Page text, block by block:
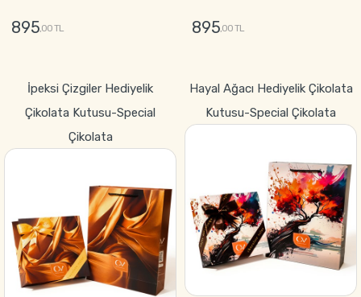
895,00 TL 895,00 TL
İpeksi Çizgiler Hediyelik
Çikolata Kutusu-Special
Çikolata
Hayal Ağacı Hediyelik Çikolata
Kutusu-Special Çikolata